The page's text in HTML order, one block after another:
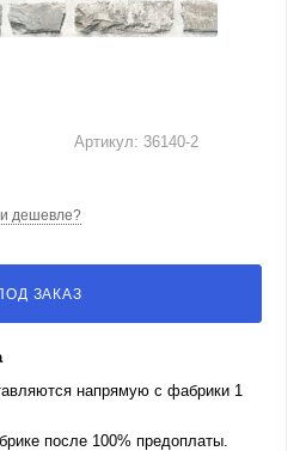
Артикул: 36140-2
дешевле?
ЗАКАЗ
напрямую с фабрики 1
после 100% предоплаты.